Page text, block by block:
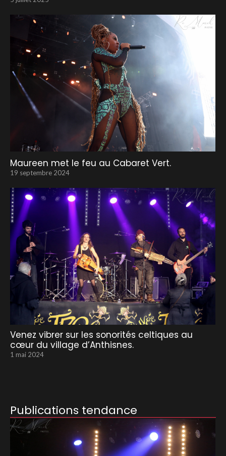
Maureen met le feu au Cabaret Vert.
19 septembre 2024
Venez vibrer sur les sonorités celtiques au
cœur du village d’Anthisnes.
1 mai 2024
Publications tendance